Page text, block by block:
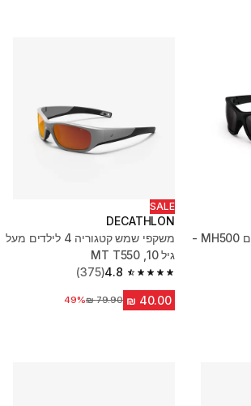
משקפי שמש לטיולים דגם MH500 -
SALE
DECATHLON
משקפי שמש קטגוריה 4 לילדים מעל
גיל 10, MT T550
4.8
4.8 out of 5 stars from 375 reviews
(375)
מחיר לפני הנחה‏79.90 ₪
49%